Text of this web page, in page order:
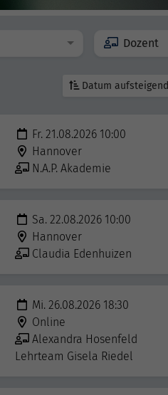
Dozent
Datum aufsteigend
Fr. 21.08.2026 10:00
Hannover
N.A.P. Akademie
Sa. 22.08.2026 10:00
Hannover
Claudia Edenhuizen
Mi. 26.08.2026 18:30
Online
Alexandra Hosenfeld
Lehrteam Gisela Riedel